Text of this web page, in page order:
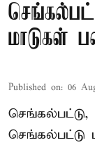
மாடுகள்
Published on: 06
செங்கல்பட்டு,
செங்கல்பட்டு